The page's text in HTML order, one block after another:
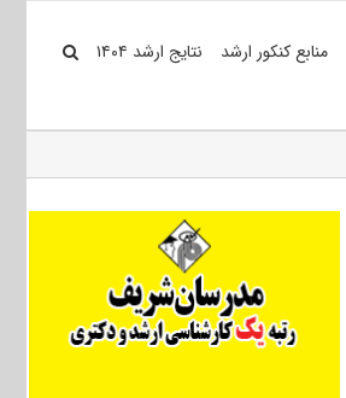
منابع کنکور ارشد نتایج ارشد ۱۴۰۴